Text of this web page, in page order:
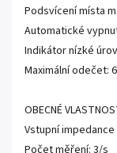
Podsvícení místa
Automatické
Indikátor nízké
Maximální odečet:
OBECNÉ
Vstupní
Počet měření: 3/s